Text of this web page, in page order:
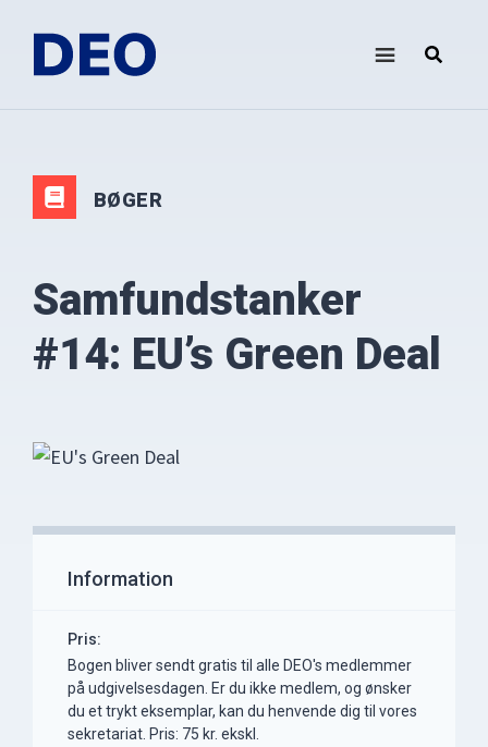
indhold
direkte
footer
Oplysningsforbundet
BØGER
Samfundstanker
#14: EU’s Green Deal
Information
Pris:
Bogen bliver sendt gratis til alle DEO's medlemmer
på udgivelsesdagen. Er du ikke medlem, og ønsker
du et trykt eksemplar, kan du henvende dig til vores
sekretariat. Pris: 75 kr. ekskl.